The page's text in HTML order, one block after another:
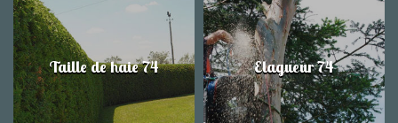
Taille de haie 74 Elagueur 74